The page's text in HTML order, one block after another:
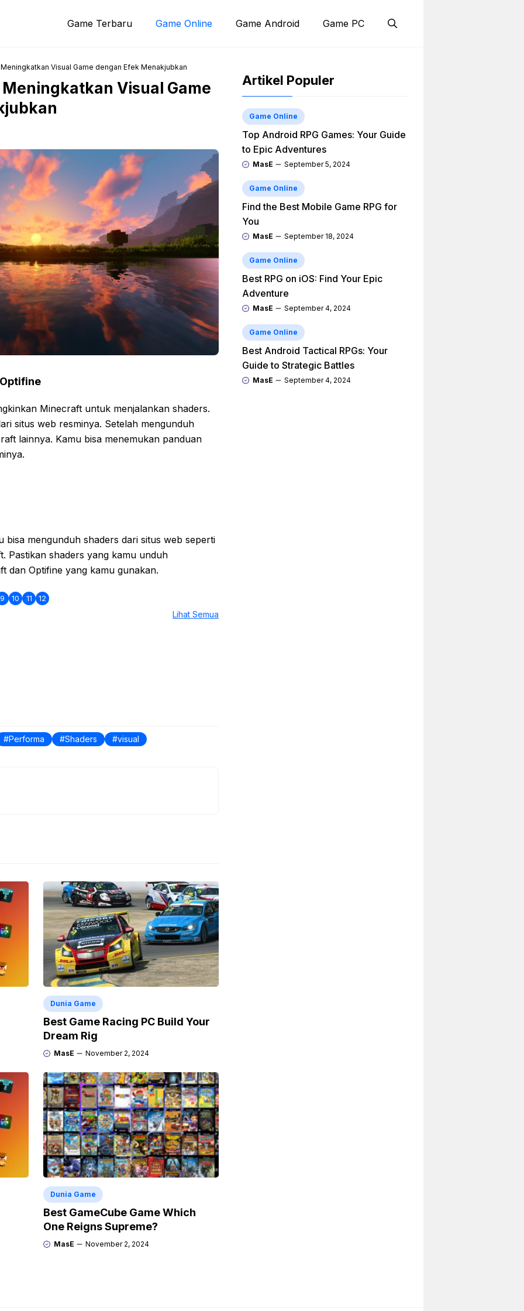
Game Terbaru Game Online Game Android Game PC
Visual Game dengan Efek Menakjubkan
Visual Game
Minecraft untuk menjalankan shaders.
situs web resminya. Setelah mengunduh
lainnya. Kamu bisa menemukan panduan
bisa mengunduh shaders dari situs web seperti
Pastikan shaders yang kamu unduh
dan Optifine yang kamu gunakan.
9 10 11 12
Lihat Semua
Performa Shaders visual
Dunia Game
Best Game Racing PC Build Your
Dream Rig
MasE November 2, 2024
Dunia Game
Best GameCube Game Which
One Reigns Supreme?
MasE November 2, 2024
Artikel Populer
Game Online
Top Android RPG Games: Your Guide
to Epic Adventures
MasE September 5, 2024
Game Online
Find the Best Mobile Game RPG for
You
MasE September 18, 2024
Game Online
Best RPG on iOS: Find Your Epic
Adventure
MasE September 4, 2024
Game Online
Best Android Tactical RPGs: Your
Guide to Strategic Battles
MasE September 4, 2024